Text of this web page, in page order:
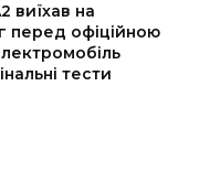
виїхав на
перед офіційною
тести